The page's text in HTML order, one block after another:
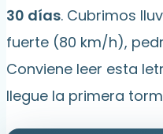
30 días. Cubrimos
fuerte (80 km/h),
Conviene leer esta
llegue la primera